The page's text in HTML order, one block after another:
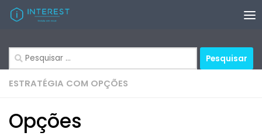
Skip to content
por:
ESTRATÉGIA COM OPÇÕES
Opções